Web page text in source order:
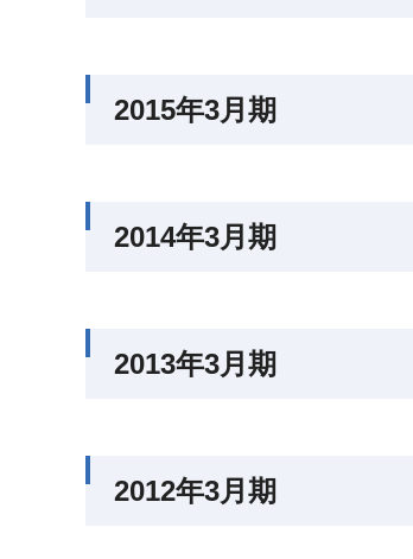
2015年3月期
2014年3月期
2013年3月期
2012年3月期